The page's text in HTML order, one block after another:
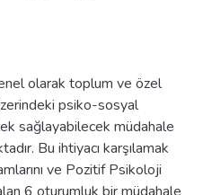
olarak toplum ve özel
psiko-sosyal
sağlayabilecek müdahale
Bu ihtiyacı karşılamak
ve Pozitif Psikoloji